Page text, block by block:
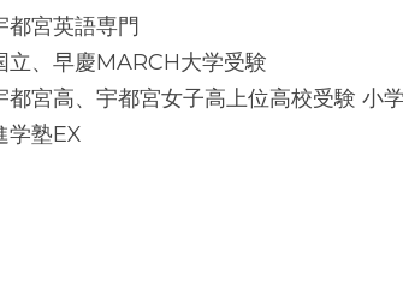
ます。この瞬間はみなさんにとって勉
。
都宮英語専門